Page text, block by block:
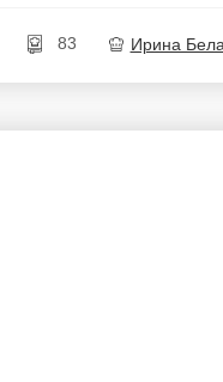
83 Ирина